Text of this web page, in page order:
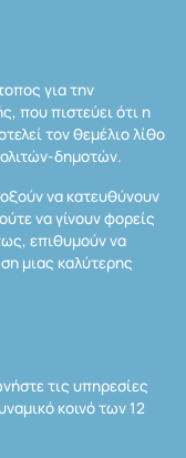
για την
που πιστεύει ότι η
τον θεμέλιο λίθο
δημοτών.
να κατευθύνουν
να γίνουν φορείς
επιθυμούν να
μιας καλύτερης
τις υπηρεσίες
κοινό των 12